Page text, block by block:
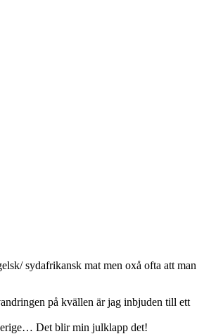
sydafrikansk mat men oxå ofta att man
på kvällen är jag inbjuden till ett
Det blir min julklapp det!